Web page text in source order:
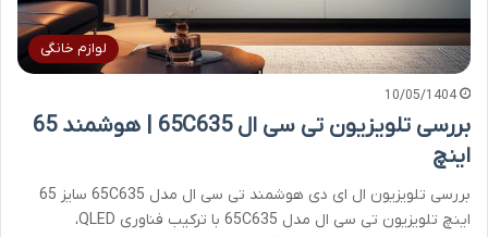
لوازم خانگی
10/05/1404
بررسی تلویزیون تی سی ال 65C635 | هوشمند 65
اینچ
بررسی تلویزیون ال ای دی هوشمند تی سی ال مدل 65C635 سایز 65
اینچ تلویزیون تی سی ال مدل 65C635 با ترکیب فناوری QLED،